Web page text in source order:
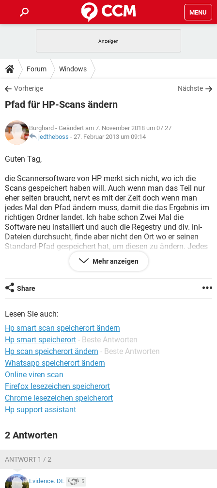
MENU
ANDROID
WINDOWS 10
WHATSAPP TIKTOK
FACEBOOK
TIPPS & TRICKS
SPIELE
WHATSAPP TIKTOK
FACEBOOK
DOWNLOADS
SPIELE STREAMING
ANDROID
WINDOWS 10 INSTAGRAM
WHATSAPP
SPIELE STREAMING
ANDROID
WINDOWS 10
WHATSAPP TIKTOK
FACEBOOK HARDWARE
LEXIKON
SPIELE
WINDOWS 10 INSTAGRAM
WHATSAPP TIKTOK
FACEBOOK HARDWARE
Forum Windows
Vorherige Nächste
Pfad für HP-Scans ändern
Burghard - Geändert am 7. November 2018 um 07:27
jedtheboss - 27. Februar 2013 um 09:14
Guten Tag,
die Scannersoftware von HP merkt sich nicht, wo ich die
Scans gespeichert haben will. Auch wenn man das Teil nur
eher selten braucht, nervt es mit der Zeit doch wenn man
jedes Mal den Pfad ändern muss, damit die das Ergebnis im
richtigen Ordner landet. Ich habe schon Zwei Mal die
Software neu installiert und auch die Regestry und div. ini-
Dateien durchsucht, finde aber nicht den Ort wo er seinen
Standard-Pfad gespeichert hat, um diesen zu ändern. Jedes
Mal wenn ich die Änderung vergesse legt das blöde Teil ein
Unterverzeichnis "Eigene Scans" im Ordner "Eigene Dateien"
Vielleicht hat jemand dieses Problem schon gelöst oder kann
Burghard
Mehr anzeigen
Share
Lesen Sie auch:
Hp smart scan speicherort ändern
Hp smart speicherort - Beste Antworten
Hp scan speicherort ändern - Beste Antworten
Whatsapp speicherort ändern
Online viren scan
Firefox lesezeichen speicherort
Chrome lesezeichen speicherort
Hp support assistant
2 Antworten
ANTWORT 1 / 2
Evidence. DE 5